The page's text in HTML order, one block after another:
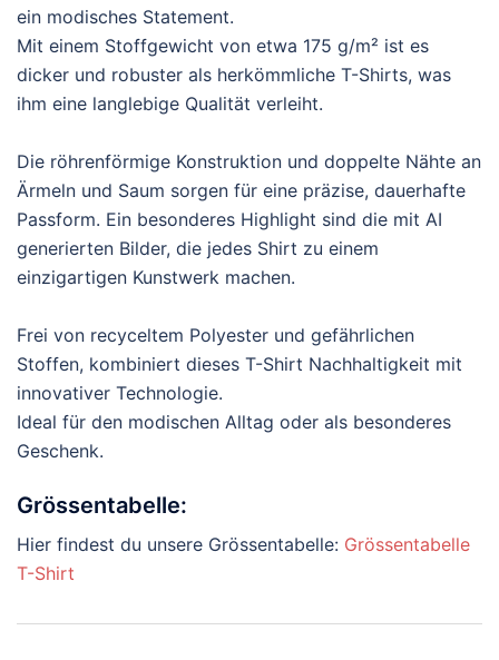
ein modisches Statement.
Mit einem Stoffgewicht von etwa 175 g/m² ist es
dicker und robuster als herkömmliche T-Shirts, was
ihm eine langlebige Qualität verleiht.
Die röhrenförmige Konstruktion und doppelte Nähte an
Ärmeln und Saum sorgen für eine präzise, dauerhafte
Passform. Ein besonderes Highlight sind die mit AI
generierten Bilder, die jedes Shirt zu einem
einzigartigen Kunstwerk machen.
Frei von recyceltem Polyester und gefährlichen
Stoffen, kombiniert dieses T-Shirt Nachhaltigkeit mit
innovativer Technologie.
Ideal für den modischen Alltag oder als besonderes
Geschenk.
Grössentabelle:
Hier findest du unsere Grössentabelle: Grössentabelle
T-Shirt